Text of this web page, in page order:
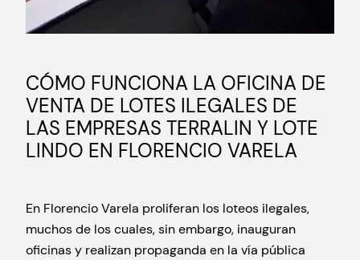
CÓMO FUNCIONA LA OFICINA DE
VENTA DE LOTES ILEGALES DE
LAS EMPRESAS TERRALIN Y LOTE
LINDO EN FLORENCIO VARELA
En Florencio Varela proliferan los loteos ilegales,
muchos de los cuales, sin embargo, inauguran
oficinas y realizan propaganda en la vía pública